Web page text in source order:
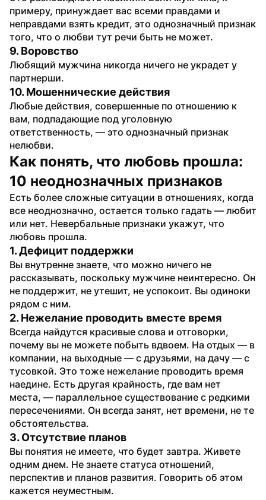
примеру, принуждает вас всеми правдами и
неправдами взять кредит, это однозначный признак
того, что о любви тут речи быть не может.
9. Воровство
Любящий мужчина никогда ничего не украдет у
партнерши.
10. Мошеннические действия
Любые действия, совершенные по отношению к
вам, подпадающие под уголовную
ответственность, — это однозначный признак
нелюбви.
Как понять, что любовь прошла:
10 неоднозначных признаков
Есть более сложные ситуации в отношениях, когда
все неоднозначно, остается только гадать — любит
или нет. Невербальные признаки укажут, что
любовь прошла.
1. Дефицит поддержки
Вы внутренне знаете, что можно ничего не
рассказывать, поскольку мужчине неинтересно. Он
не поддержит, не утешит, не успокоит. Вы одиноки
рядом с ним.
2. Нежелание проводить вместе время
Всегда найдутся красивые слова и отговорки,
почему вы не можете побыть вдвоем. На отдых — в
компании, на выходные — с друзьями, на дачу — с
тусовкой. Это тоже нежелание проводить время
наедине. Есть другая крайность, где вам нет
места, — параллельное существование с редкими
пересечениями. Он всегда занят, нет времени, не те
обстоятельства.
3. Отсутствие планов
Вы понятия не имеете, что будет завтра. Живете
одним днем. Не знаете статуса отношений,
перспектив и планов развития. Говорить об этом
кажется неуместным.